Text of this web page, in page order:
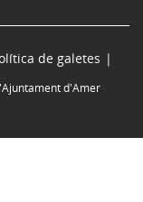
de galetes
d'Amer